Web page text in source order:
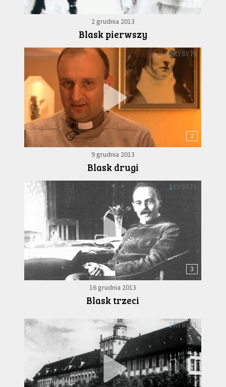
2 grudnia 2013
Blask pierwszy
2
9 grudnia 2013
Blask drugi
3
16 grudnia 2013
Blask trzeci